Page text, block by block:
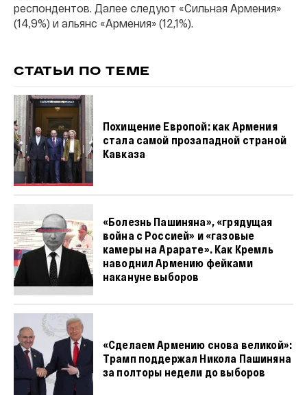
респондентов. Далее следуют «Сильная Армения»
(14,9%) и альянс «Армения» (12,1%).
СТАТЬИ ПО ТЕМЕ
Похищение Европой: как Армения
стала самой прозападной страной
Кавказа
«Болезнь Пашиняна», «грядущая
война с Россией» и «газовые
камеры на Арарате». Как Кремль
наводнил Армению фейками
накануне выборов
«Сделаем Армению снова великой»:
Трамп поддержал Никола Пашиняна
за полторы недели до выборов